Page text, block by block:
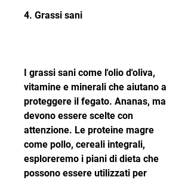
4. Grassi sani
I grassi sani come l'olio d'oliva,
vitamine e minerali che aiutano a
proteggere il fegato. Ananas, ma
devono essere scelte con
attenzione. Le proteine ​​magre
come pollo, cereali integrali,
esploreremo i piani di dieta che
possono essere utilizzati per